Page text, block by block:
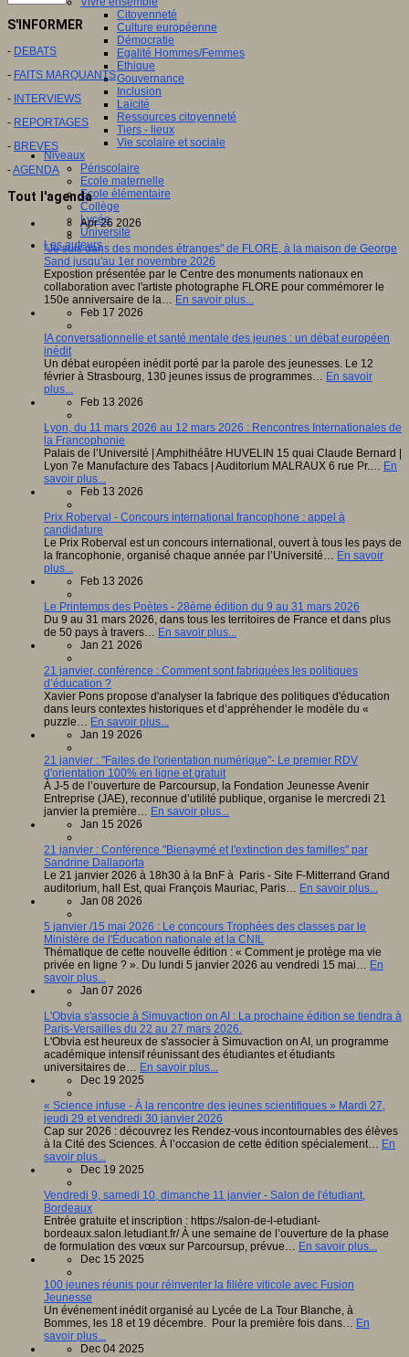
Citoyenneté
Culture européenne
Démocratie
Egalité Hommes/Femmes
Ethique
Gouvernance
Inclusion
Laïcité
Ressources citoyenneté
Tiers - lieux
Vie scolaire et sociale
Niveaux
Périscolaire
Ecole maternelle
Ecole élémentaire
Collège
Lycée
Université
Les auteurs
S'INFORMER
- DEBATS
- FAITS MARQUANTS
- INTERVIEWS
- REPORTAGES
- BREVES
-AGENDA
Tout l'agenda
Apr 26 2026
"Je suis dans des mondes étranges" de FLORE, à la maison de George
Sand jusqu'au 1er novembre 2026
Expostion présentée par le Centre des monuments nationaux en
collaboration avec l'artiste photographe FLORE pour commémorer le
150e anniversaire de la… En savoir plus...
Feb 17 2026
IA conversationnelle et santé mentale des jeunes : un débat européen
inédit
Un débat européen inédit porté par la parole des jeunesses. Le 12
février à Strasbourg, 130 jeunes issus de programmes… En savoir
plus...
Feb 13 2026
Lyon, du 11 mars 2026 au 12 mars 2026 : Rencontres Internationales de
la Francophonie
Palais de l’Université | Amphithéâtre HUVELIN 15 quai Claude Bernard |
Lyon 7e Manufacture des Tabacs | Auditorium MALRAUX 6 rue Pr.… En
savoir plus...
Feb 13 2026
Prix Roberval - Concours international francophone : appel à
candidature
Le Prix Roberval est un concours international, ouvert à tous les pays de
la francophonie, organisé chaque année par l’Université… En savoir
plus...
Feb 13 2026
Le Printemps des Poètes - 28ème édition du 9 au 31 mars 2026
Du 9 au 31 mars 2026, dans tous les territoires de France et dans plus
de 50 pays à travers… En savoir plus...
Jan 21 2026
21 janvier, conférence : Comment sont fabriquées les politiques
d’éducation ?
Xavier Pons propose d'analyser la fabrique des politiques d'éducation
dans leurs contextes historiques et d’appréhender le modèle du «
puzzle… En savoir plus...
Jan 19 2026
21 janvier : "Faites de l'orientation numérique"- Le premier RDV
d'orientation 100% en ligne et gratuit
À J-5 de l’ouverture de Parcoursup, la Fondation Jeunesse Avenir
Entreprise (JAE), reconnue d’utilité publique, organise le mercredi 21
janvier la première… En savoir plus...
Jan 15 2026
21 janvier : Conférence "Bienaymé et l'extinction des familles" par
Sandrine Dallaporta
Le 21 janvier 2026 à 18h30 à la BnF à Paris - Site F-Mitterrand Grand
auditorium, hall Est, quai François Mauriac, Paris… En savoir plus...
Jan 08 2026
5 janvier /15 mai 2026 : Le concours Trophées des classes par le
Ministère de l'Éducation nationale et la CNIL
Thématique de cette nouvelle édition : « Comment je protège ma vie
privée en ligne ? ». Du lundi 5 janvier 2026 au vendredi 15 mai… En
savoir plus...
Jan 07 2026
L'Obvia s'associe à Simuvaction on AI : La prochaine édition se tiendra à
Paris-Versailles du 22 au 27 mars 2026.
L'Obvia est heureux de s'associer à Simuvaction on AI, un programme
académique intensif réunissant des étudiantes et étudiants
universitaires de… En savoir plus...
Dec 19 2025
« Science infuse - À la rencontre des jeunes scientifiques » Mardi 27,
jeudi 29 et vendredi 30 janvier 2026
Cap sur 2026 : découvrez les Rendez-vous incontournables des élèves
à la Cité des Sciences. À l’occasion de cette édition spécialement… En
savoir plus...
Dec 19 2025
Vendredi 9, samedi 10, dimanche 11 janvier - Salon de l'étudiant,
Bordeaux
Entrée gratuite et inscription : https://salon-de-l-etudiant-
bordeaux.salon.letudiant.fr/ À une semaine de l’ouverture de la phase
de formulation des vœux sur Parcoursup, prévue… En savoir plus...
Dec 15 2025
100 jeunes réunis pour réinventer la filière viticole avec Fusion
Jeunesse
Un événement inédit organisé au Lycée de La Tour Blanche, à
Bommes, les 18 et 19 décembre. Pour la première fois dans… En
savoir plus...
Dec 04 2025